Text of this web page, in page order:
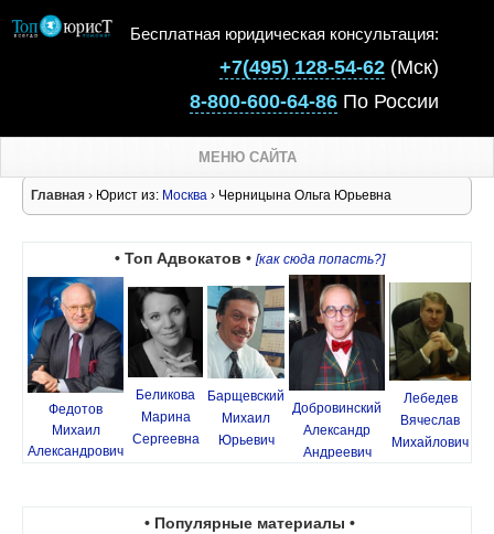
Бесплатная юридическая консультация:
+7(495) 128-54-62 (Мск)
8-800-600-64-86 По России
МЕНЮ САЙТА
Главная › Юрист из: Москва › Черницына Ольга Юрьевна
• Топ Адвокатов • [как сюда попасть?]
Федотов
Михаил
Александрович
Беликова
Марина
Сергеевна
Барщевский
Михаил
Юрьевич
Добровинский
Александр
Андреевич
Лебедев
Вячеслав
Михайлович
• Популярные материалы •